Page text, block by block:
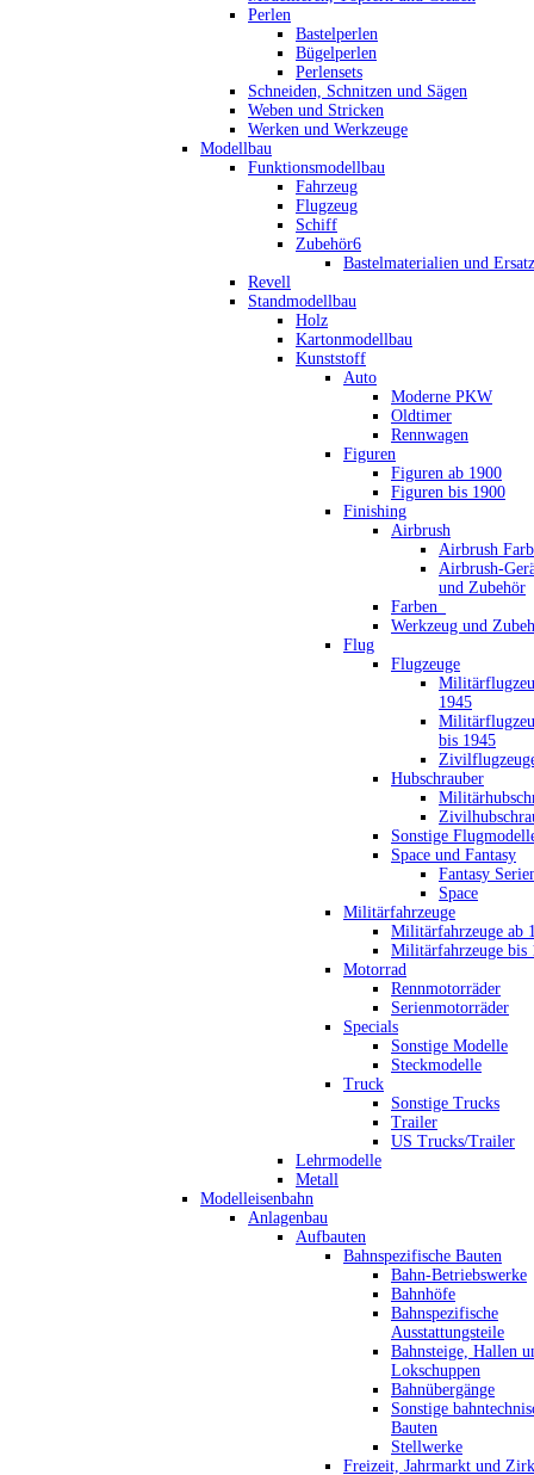
Perlen
Bastelperlen
Bügelperlen
Perlensets
Schneiden, Schnitzen und Sägen
Weben und Stricken
Werken und Werkzeuge
Modellbau
Funktionsmodellbau
Fahrzeug
Flugzeug
Schiff
Zubehör6
Bastelmaterialien und
Revell
Standmodellbau
Holz
Kartonmodellbau
Kunststoff
Auto
Moderne PKW
Oldtimer
Rennwagen
Figuren
Figuren ab 1900
Figuren bis 1900
Finishing
Airbrush
Airbrush
Airbrush-
und Zubehör
Farben_
Werkzeug und
Flug
Flugzeuge
1945
bis 1945
Hubschrauber
Sonstige
Space und Fantasy
Fantasy
Space
Militärfahrzeuge
Militärfahrzeuge ab
Militärfahrzeuge bis
Motorrad
Rennmotorräder
Serienmotorräder
Specials
Sonstige Modelle
Steckmodelle
Truck
Sonstige Trucks
Trailer
US Trucks/Trailer
Lehrmodelle
Metall
Modelleisenbahn
Anlagenbau
Aufbauten
Bahnspezifische Bauten
Bahn-Betriebswerke
Bahnhöfe
Bahnspezifische
Ausstattungsteile
Bahnsteige, Hallen
Lokschuppen
Bahnübergänge
Sonstige
Bauten
Stellwerke
Freizeit, Jahrmarkt und